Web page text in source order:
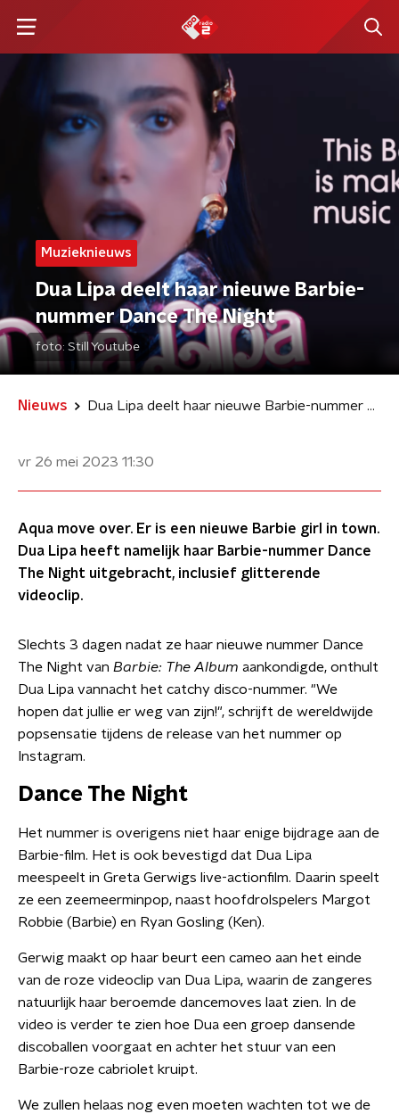
Muzieknieuws
Dua Lipa deelt haar nieuwe Barbie-
nummer Dance The Night
foto: Still Youtube
Nieuws Dua Lipa deelt haar nieuwe Barbie-nummer Dance The Night
vr 26 mei 2023 11:30
Aqua move over. Er is een nieuwe Barbie girl in town.
Dua Lipa heeft namelijk haar Barbie-nummer Dance
The Night uitgebracht, inclusief glitterende
videoclip.
Slechts 3 dagen nadat ze haar nieuwe nummer Dance
The Night van Barbie: The Album aankondigde, onthult
Dua Lipa vannacht het catchy disco-nummer. "We
hopen dat jullie er weg van zijn!", schrijft de wereldwijde
popsensatie tijdens de release van het nummer op
Instagram.
Dance The Night
Het nummer is overigens niet haar enige bijdrage aan de
Barbie-film. Het is ook bevestigd dat Dua Lipa
meespeelt in Greta Gerwigs live-actionfilm. Daarin speelt
ze een zeemeerminpop, naast hoofdrolspelers Margot
Robbie (Barbie) en Ryan Gosling (Ken).
Gerwig maakt op haar beurt een cameo aan het einde
van de roze videoclip van Dua Lipa, waarin de zangeres
natuurlijk haar beroemde dancemoves laat zien. In de
video is verder te zien hoe Dua een groep dansende
discoballen voorgaat en achter het stuur van een
Barbie-roze cabriolet kruipt.
We zullen helaas nog even moeten wachten tot we de